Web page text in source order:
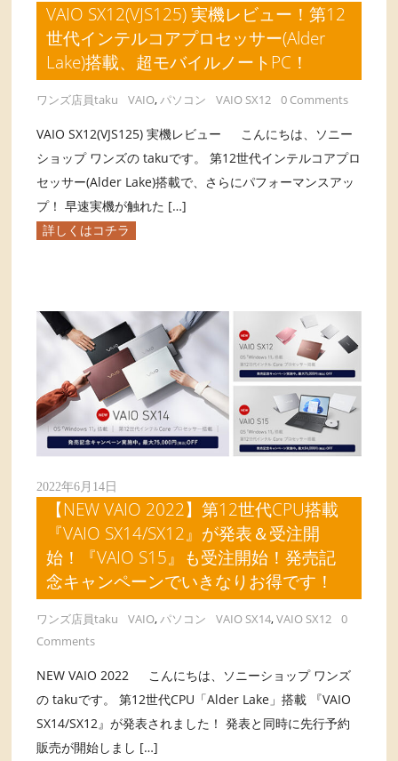
VAIO SX12(VJS125) 実機レビュー！第12
世代インテルコアプロセッサー(Alder
Lake)搭載、超モバイルノートPC！
ワンズ店員taku VAIO,パソコン VAIO SX12 0 Comments
VAIO SX12(VJS125) 実機レビュー こんにちは、ソニー
ショップ ワンズの takuです。 第12世代インテルコアプロ
セッサー(Alder Lake)搭載で、さらにパフォーマンスアッ
プ！ 早速実機が触れた […]
詳しくはコチラ
2022年6月14日
【NEW VAIO 2022】第12世代CPU搭載
『VAIO SX14/SX12』が発表＆受注開
始！『VAIO S15』も受注開始！発売記
念キャンペーンでいきなりお得です！
ワンズ店員taku VAIO, パソコン VAIO SX14,VAIO SX12
0
Comments
NEW VAIO 2022 こんにちは、ソニーショップ ワンズ
の takuです。 第12世代CPU「Alder Lake」搭載 『VAIO
SX14/SX12』が発表されました！ 発表と同時に先行予約
販売が開始しまし […]